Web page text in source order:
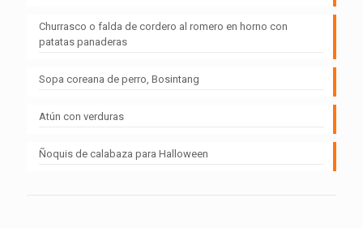
Churrasco o falda de cordero al romero en horno con
patatas panaderas
Sopa coreana de perro, Bosintang
Atún con verduras
Ñoquis de calabaza para Halloween